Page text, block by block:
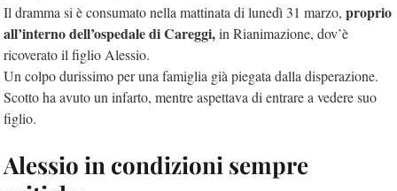
Il dramma si è consumato nella mattinata di lunedì 31 marzo, proprio
all’interno dell’ospedale di Careggi,in Rianimazione, dov’è
ricoverato il figlio Alessio.
Un colpo durissimo per una famiglia già piegata dalla disperazione.
Scotto ha avuto un infarto, mentre aspettava di entrare a vedere suo
figlio.
Alessio in condizioni sempre